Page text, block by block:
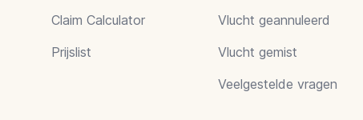
Claim Calculator
Prijslist
Vlucht geannuleerd
Vlucht gemist
Veelgestelde vragen